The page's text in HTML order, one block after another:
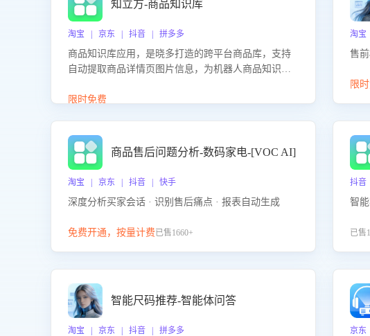
知立方-商品知识库
淘宝 | 京东 | 抖音 | 拼多多
商品知识库应用，是晓多打造的跨平台商品库，支持
自动提取商品详情页图片信息，为机器人商品知识问
商品知识。
限时免费
淘
售
限
商品售后问题分析-数码家电-[VOC AI]
淘宝 | 京东 | 抖音 | 快手
深度分析买家会话 · 识别售后痛点 · 报表自动生成
免费开通，按量计费已售1660+
抖
智
已售
智能尺码推荐-智能体问答
淘宝 | 京东 | 抖音 | 拼多多 京